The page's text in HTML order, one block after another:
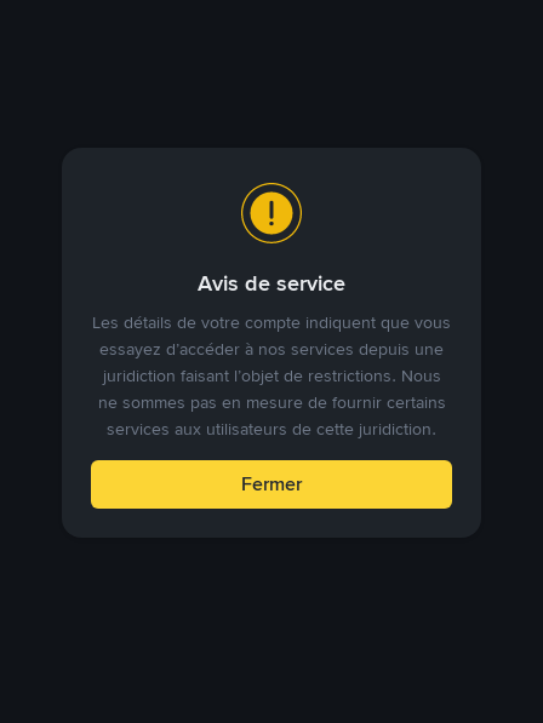
Avis de service
Les détails de votre compte indiquent que vous
essayez d’accéder à nos services depuis une
juridiction faisant l’objet de restrictions. Nous
ne sommes pas en mesure de fournir certains
services aux utilisateurs de cette juridiction.
Fermer